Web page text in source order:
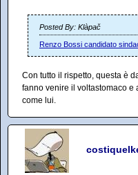
Posted By: Klàpač
Renzo Bossi candidato
Con tutto il rispetto, questa è
fanno venire il voltastomaco e
come lui.